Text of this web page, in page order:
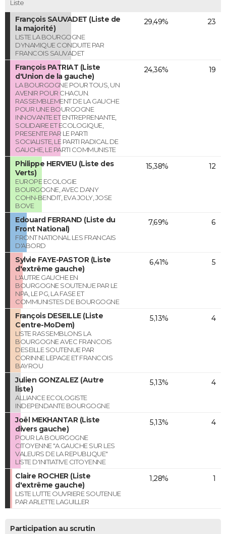
Liste
François SAUVADET (Liste de
la majorité)
LISTE LA BOURGOGNE
DYNAMIQUE CONDUITE PAR
FRANCOIS SAUVADET
29,49% 23
François PATRIAT (Liste
d'Union de la gauche)
LA BOURGOGNE POUR TOUS, UN
AVENIR POUR CHACUN.
RASSEMBLEMENT DE LA GAUCHE
POUR UNE BOURGOGNE
INNOVANTE ET ENTREPRENANTE,
SOLIDAIRE ET ECOLOGIQUE,
PRESENTE PAR LE PARTI
SOCIALISTE, LE PARTI RADICAL DE
GAUCHE, LE PARTI COMMUNISTE
24,36% 19
Philippe HERVIEU (Liste des
Verts)
EUROPE ECOLOGIE
BOURGOGNE, AVEC DANY
COHN-BENDIT, EVA JOLY, JOSE
BOVE
15,38% 12
Edouard FERRAND (Liste du
Front National)
FRONT NATIONAL LES FRANCAIS
D'ABORD
7,69% 6
Sylvie FAYE-PASTOR (Liste
d'extrême gauche)
L'AUTRE GAUCHE EN
BOURGOGNE SOUTENUE PAR LE
NPA, LE PG, LA FASE ET
COMMUNISTES DE BOURGOGNE
6,41% 5
François DESEILLE (Liste
Centre-MoDem)
LISTE RASSEMBLONS LA
BOURGOGNE AVEC FRANCOIS
DESEILLE SOUTENUE PAR
CORINNE LEPAGE ET FRANCOIS
BAYROU
5,13% 4
Julien GONZALEZ (Autre
liste)
ALLIANCE ECOLOGISTE
INDEPENDANTE BOURGOGNE
5,13% 4
Joël MEKHANTAR (Liste
divers gauche)
POUR LA BOURGOGNE
CITOYENNE "A GAUCHE SUR LES
VALEURS DE LA REPUBLIQUE"
LISTE D'INITIATIVE CITOYENNE
5,13% 4
Claire ROCHER (Liste
d'extrême gauche)
LISTE LUTTE OUVRIERE SOUTENUE
PAR ARLETTE LAGUILLER
1,28% 1
Participation au scrutin